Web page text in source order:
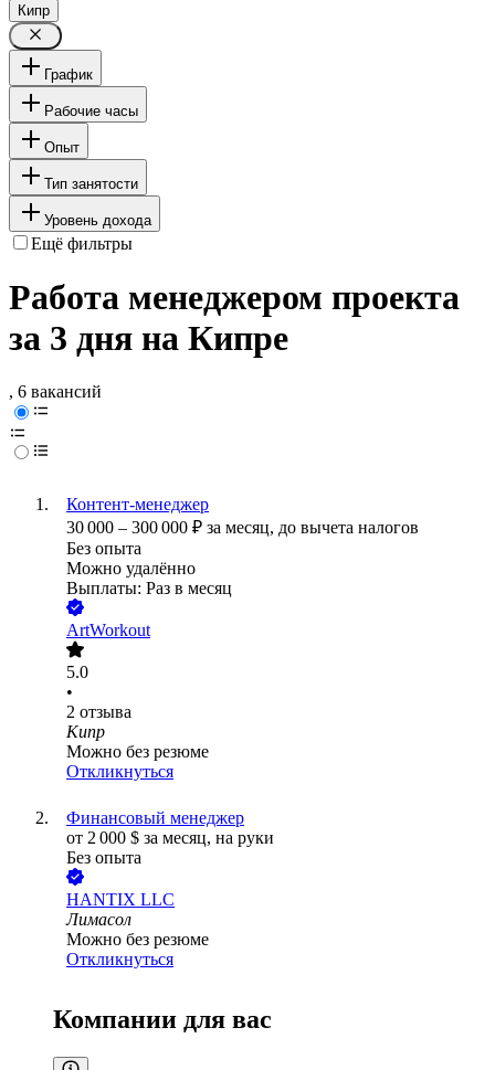
Кипр
График
Рабочие часы
Опыт
Тип занятости
Уровень дохода
Ещё фильтры
Работа менеджером проекта
за 3 дня на Кипре
, 6 вакансий
Контент-менеджер
30 000 – 300 000 ₽ за месяц, до вычета налогов
Без опыта
Можно удалённо
Выплаты: Раз в месяц
ArtWorkout
5.0
•
2 отзыва
Кипр
Можно без резюме
Откликнуться
Финансовый менеджер
от 2 000 $ за месяц, на руки
Без опыта
HANTIX LLC
Лимасол
Можно без резюме
Откликнуться
Компании для вас